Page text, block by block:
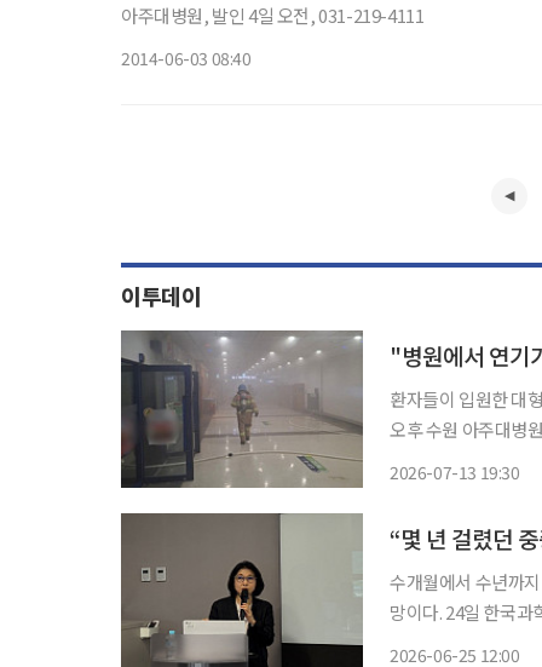
아주대병원, 발인 4일 오전, 031-219-4111
2014-06-03 08:40
이투데이
환자들이 입원한 대
오후 수원 아주대병
2026-07-13 19:30
“몇 년 걸렸던
수개월에서 수년까
망이다. 24일 한국과학기자협회와 국립보건연구원은 서울 종로구 HJ 비즈니스센터에서 ‘중
2026-06-25 12:00